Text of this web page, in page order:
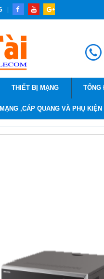
THIẾT BỊ MẠNG TỔNG
,CÁP QUANG VÀ PHỤ KIỆN